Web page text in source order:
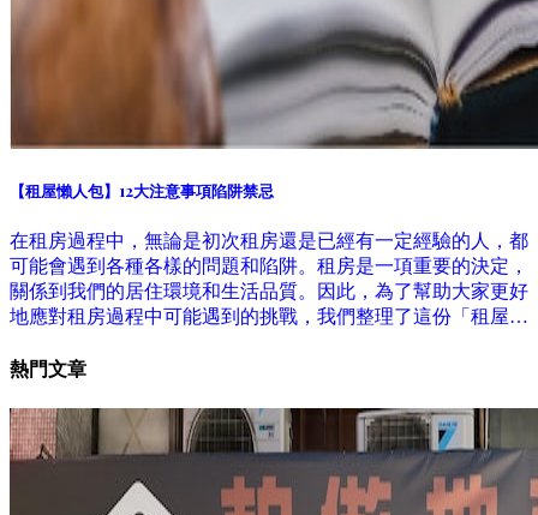
【租屋懶人包】12大注意事項陷阱禁忌
在租房過程中，無論是初次租房還是已經有一定經驗的人，都
可能會遇到各種各樣的問題和陷阱。租房是一項重要的決定，
關係到我們的居住環境和生活品質。因此，為了幫助大家更好
地應對租房過程中可能遇到的挑戰，我們整理了這份「租屋懶
南，能夠為大家在租房過程中提供一些實用的建議和幫助。
熱門文章